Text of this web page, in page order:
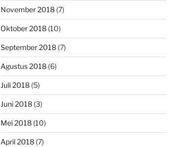
November 2018(7)
Oktober 2018(10)
September 2018(7)
Agustus 2018(6)
Juli 2018(5)
Juni 2018(3)
Mei 2018(10)
April 2018(7)